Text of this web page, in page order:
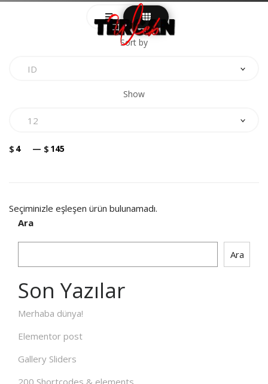
Sort by
ID
Show
12
$ — $
Seçiminizle eşleşen ürün bulunamadı.
Ara
Ara
Son Yazılar
Merhaba dünya!
Elementor post
Gallery Sliders
200 Shortcodes & elements